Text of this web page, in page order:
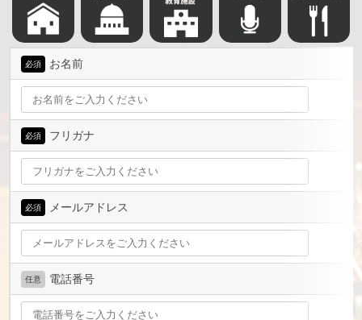
必須 お名前
必須 フリガナ
必須 メールアドレス
任意 電話番号